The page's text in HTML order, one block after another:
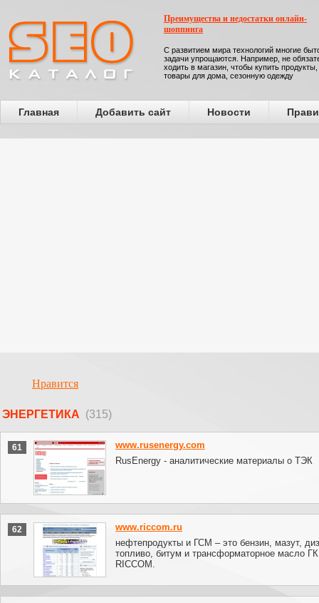
Преимущества и недостатки онлайн-
шоппинга
С развитием мира технологий многие
задачи упрощаются. Например, не
ходить в магазин, чтобы купить продукты,
товары для дома, сезонную одежду
Главная Добавить сайт Новости
Нравится
ЭНЕРГЕТИКА (315)
61
www.rusenergy.com
RusEnergy - аналитические материалы о ТЭК
62
www.riccom.ru
нефтепродукты и ГСМ – это бензин, мазут,
топливо, битум и трансформаторное масло
RICCOM.